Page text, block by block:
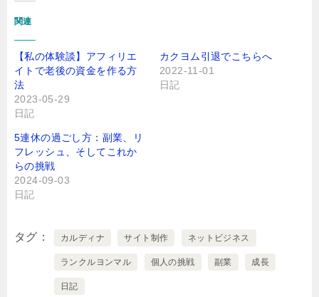
関連
【私の体験談】アフィリエ
イトで老後の資金を作る方
法
2023-05-29
日記
カクヨム引退でこちらへ
2022-11-01
日記
5連休の過ごし方：副業、リ
フレッシュ、そしてこれか
らの挑戦
2024-09-03
日記
タグ カルディナ サイト制作 ネットビジネス
ランクルヨンマル 個人の挑戦 副業 成長
日記